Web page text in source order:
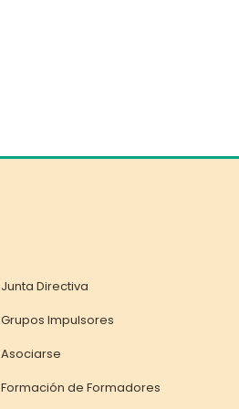
Junta Directiva
Grupos Impulsores
Asociarse
Formación de Formadores